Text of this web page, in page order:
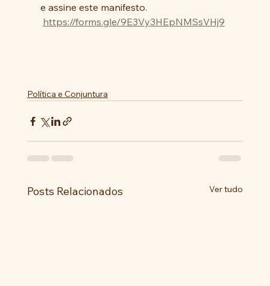
e assine este manifesto.
https://forms.gle/9E3Vy3HEpNMSsVHj9
Política e Conjuntura
Posts Relacionados Ver tudo